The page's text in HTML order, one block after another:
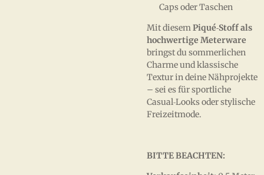
Caps oder Taschen
Mit diesemPiqué‑Stoff als
hochwertige Meterware
bringst du sommerlichen
Charme und klassische
Textur in deine Nähprojekte
– sei es für sportliche
Casual‑Looks oder stylische
Freizeitmode.
BITTE BEACHTEN: